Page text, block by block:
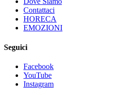
Contattaci
HORECA
EMOZIONI
Seguici
Facebook
YouTube
Instagram